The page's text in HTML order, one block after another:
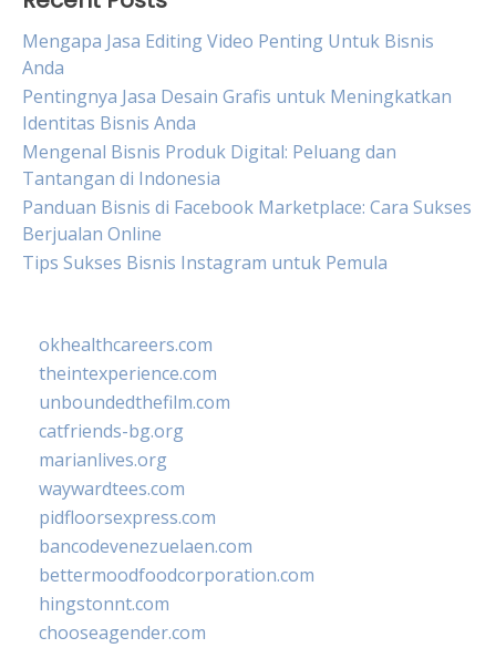
Mengapa Jasa Editing Video Penting Untuk Bisnis
Anda
Pentingnya Jasa Desain Grafis untuk Meningkatkan
Identitas Bisnis Anda
Mengenal Bisnis Produk Digital: Peluang dan
Tantangan di Indonesia
Panduan Bisnis di Facebook Marketplace: Cara Sukses
Berjualan Online
Tips Sukses Bisnis Instagram untuk Pemula
okhealthcareers.com
theintexperience.com
unboundedthefilm.com
catfriends-bg.org
marianlives.org
waywardtees.com
pidfloorsexpress.com
bancodevenezuelaen.com
bettermoodfoodcorporation.com
hingstonnt.com
chooseagender.com